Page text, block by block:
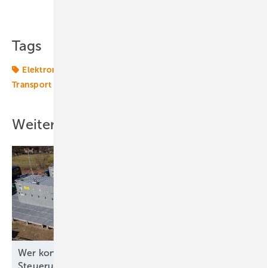
Tags
Elektromobilität
Transport
Weitere Inhalte
Wer kontrolliert die Software für die
Steuerung?